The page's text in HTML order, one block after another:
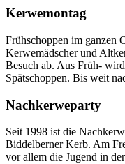
Kerwemontag
Frühschoppen im ganzen
Kerwemädscher und
Besuch ab. Aus Früh-
Spätschoppen. Bis weit
Nachkerweparty
Seit 1998 ist die
Biddelberner Kerb. Am
vor allem die Jugend in